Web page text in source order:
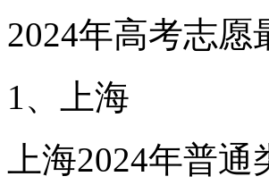
2024年高考志愿
1、上海
上海2024年普